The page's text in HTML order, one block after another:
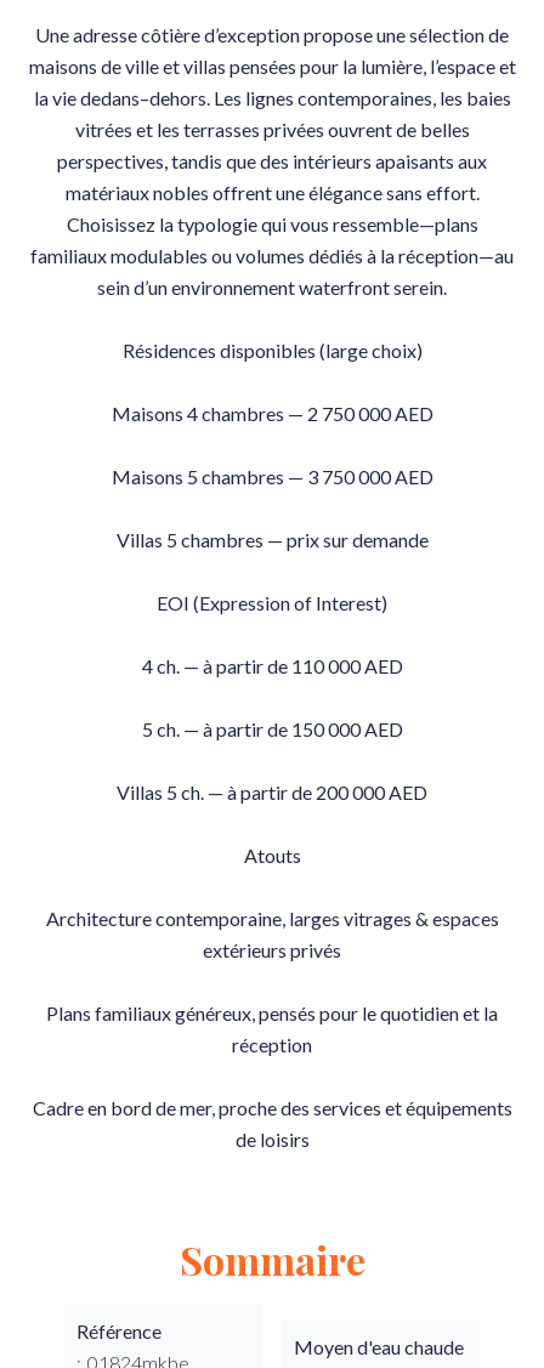
Une adresse côtière d’exception propose une sélection de
maisons de ville et villas pensées pour la lumière, l’espace et
la vie dedans–dehors. Les lignes contemporaines, les baies
vitrées et les terrasses privées ouvrent de belles
perspectives, tandis que des intérieurs apaisants aux
matériaux nobles offrent une élégance sans effort.
Choisissez la typologie qui vous ressemble—plans
familiaux modulables ou volumes dédiés à la réception—au
sein d’un environnement waterfront serein.
Résidences disponibles (large choix)
Maisons 4 chambres — 2 750 000 AED
Maisons 5 chambres — 3 750 000 AED
Villas 5 chambres — prix sur demande
EOI (Expression of Interest)
4 ch. — à partir de 110 000 AED
5 ch. — à partir de 150 000 AED
Villas 5 ch. — à partir de 200 000 AED
Atouts
Architecture contemporaine, larges vitrages & espaces
extérieurs privés
Plans familiaux généreux, pensés pour le quotidien et la
réception
Cadre en bord de mer, proche des services et équipements
de loisirs
Sommaire
Référence
01824mkbe
Moyen d'eau chaude